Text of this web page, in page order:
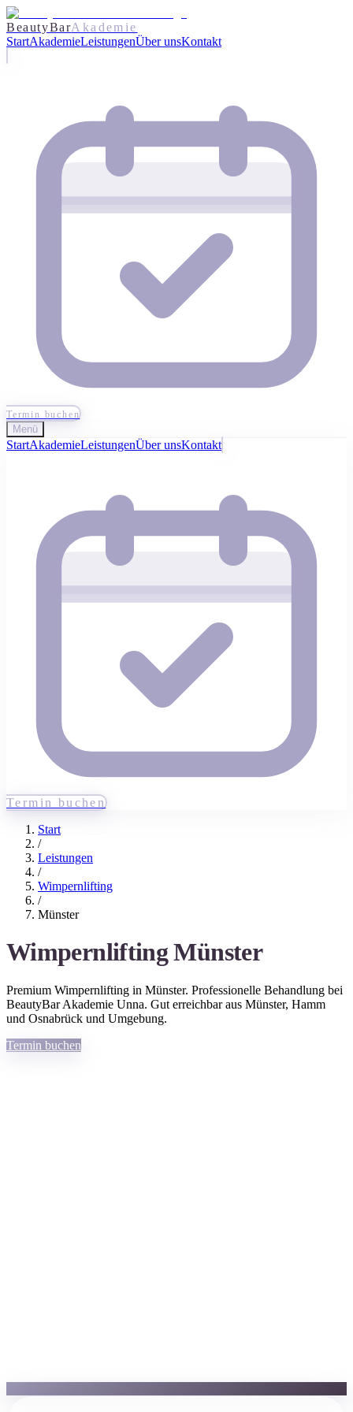
BeautyBarAkademie
StartAkademieLeistungenÜber unsKontakt
Termin buchen
Menü
StartAkademieLeistungenÜber unsKontakt
Termin buchen
Start
/
Leistungen
/
Wimpernlifting
/
Münster
Wimpernlifting Münster
Premium Wimpernlifting in Münster. Professionelle Behandlung bei
BeautyBar Akademie Unna. Gut erreichbar aus Münster, Hamm
und Osnabrück und Umgebung.
Termin buchen